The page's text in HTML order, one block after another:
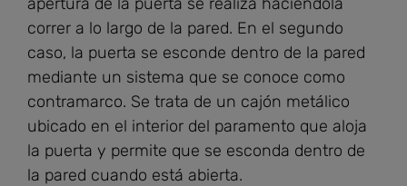
correr a lo largo de la pared. En el segundo
caso, la puerta se esconde dentro de la pared
mediante un sistema que se conoce como
contramarco. Se trata de un cajón metálico
ubicado en el interior del paramento que aloja
la puerta y permite que se esconda dentro de
la pared cuando está abierta.